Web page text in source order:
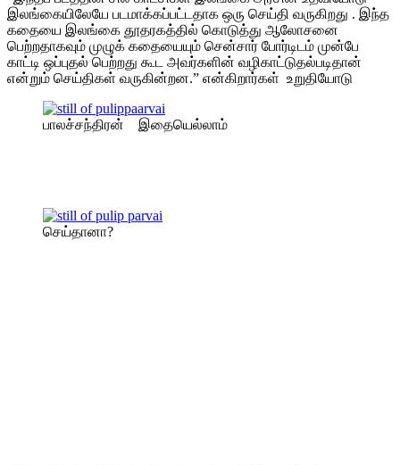
இலங்கையிலேயே படமாக்கப்பட்டதாக ஒரு செய்தி வருகிறது . இந்த
கதையை இலங்கை தூதரகத்தில் கொடுத்து ஆலோசனை
பெற்றதாகவும் முழுக் கதையையும் சென்சார் போர்டிடம் முன்பே
காட்டி ஒப்புதல் பெற்றது கூட அவர்களின் வழிகாட்டுதல்படிதான்
என்றும் செய்திகள் வருகின்றன.” என்கிறார்கள் உறுதியோடு
பாலச்சந்திரன் இதையெல்லாம்
செய்தானா?